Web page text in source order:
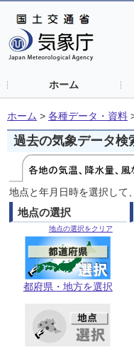
ホーム
ホーム > 各種データ・資料
過去の気象データ検
地点と年月日時を選択して
地点の選択
地点の選択をクリア
都府県・地方を選択